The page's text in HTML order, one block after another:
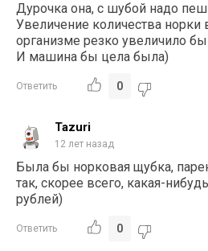
Дурочка она, с шубой надо
Увеличение количества
организме резко увеличило бы
И машина бы цела была)
Ответить 0
Tazuri
12 лет назад
Была бы норковая щубка,
так, скорее всего, какая-
рублей)
Ответить 0